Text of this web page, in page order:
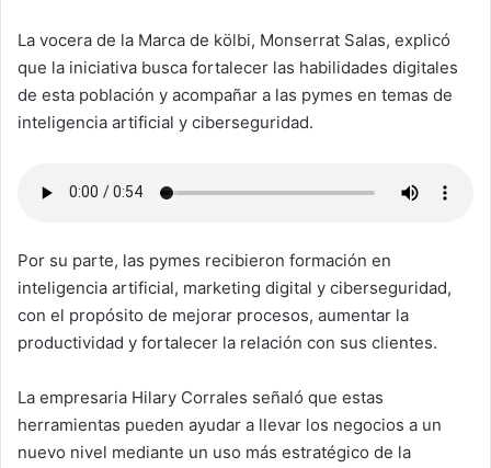
La vocera de la Marca de kölbi, Monserrat Salas, explicó
que la iniciativa busca fortalecer las habilidades digitales
de esta población y acompañar a las pymes en temas de
inteligencia artificial y ciberseguridad.
Por su parte, las pymes recibieron formación en
inteligencia artificial, marketing digital y ciberseguridad,
con el propósito de mejorar procesos, aumentar la
productividad y fortalecer la relación con sus clientes.
La empresaria Hilary Corrales señaló que estas
herramientas pueden ayudar a llevar los negocios a un
nuevo nivel mediante un uso más estratégico de la